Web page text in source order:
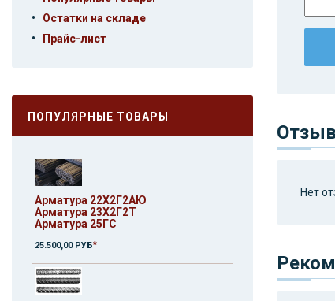
• Остатки на складе
• Прайс-лист
ПОПУЛЯРНЫЕ ТОВАРЫ
Арматура 22Х2Г2АЮ
Арматура 23Х2Г2Т
Арматура 25ГС
25.500,00 РУБ*
Нет